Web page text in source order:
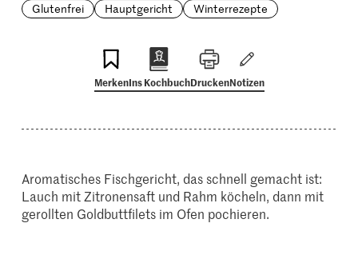
Glutenfrei
Hauptgericht Winterrezepte
MerkenIns KochbuchDruckenNotizen
Aromatisches Fischgericht, das schnell gemacht ist:
Lauch mit Zitronensaft und Rahm köcheln, dann mit
gerollten Goldbuttfilets im Ofen pochieren.